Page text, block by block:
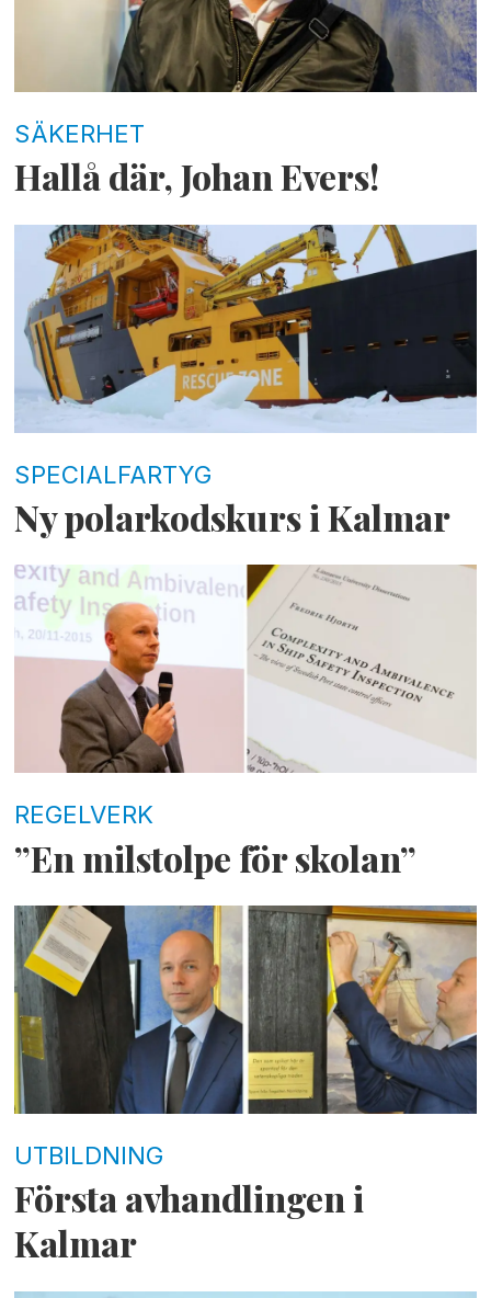
SÄKERHET
Hallå där, Johan Evers!
SPECIALFARTYG
Ny polarkodskurs i Kalmar
REGELVERK
”En milstolpe för skolan”
UTBILDNING
Första avhandlingen i
Kalmar